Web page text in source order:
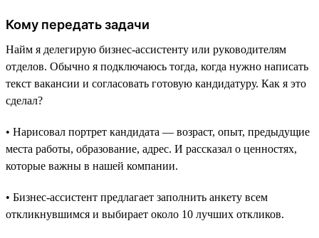
Кому передать задачи
Найм я делегирую бизнес-ассистенту или руководителям
отделов. Обычно я подключаюсь тогда, когда нужно написать
текст вакансии и согласовать готовую кандидатуру. Как я это
сделал?
• Нарисовал портрет кандидата — возраст, опыт, предыдущие
места работы, образование, адрес. И рассказал о ценностях,
которые важны в нашей компании.
• Бизнес-ассистент предлагает заполнить анкету всем
откликнувшимся и выбирает около 10 лучших откликов.